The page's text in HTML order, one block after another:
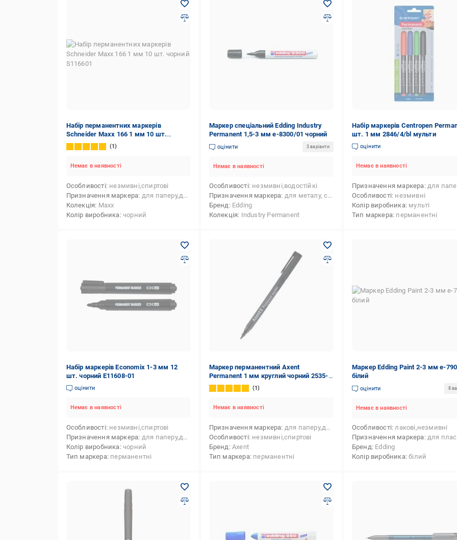
Набір перманентних маркерів
Schneider Maxx 166 1 мм 10 шт.
чорний S116601
1
Немає в наявності
Особливості незмивні,спиртові
Призначення маркера для паперу,для металу, сплаву (будівельного),для фліпчарта,для пластику,для скла
Колекція Maxx
Колір виробника чорний
Маркер спеціальний Edding Industry
Permanent 1,5-3 мм e-8300/01 чорний
оцінити 3 варіанти
Немає в наявності
Особливості незмивні,водостійкі
Призначення маркера для металу, сплаву (будівельного),для пластику
Бренд Edding
Колекція Industry Permanent
Набір маркерів Centropen
шт. 1 мм 2846/4/bl мульти
оцінити
Немає в наявності
Призначення маркера для паперу,для металу, сплаву (будівельного),для CD/DVD-дисків,для
Особливості незмивні
Колір виробника мульті
Тип маркера перманентні
Набір маркерів Economix 1-3 мм 12
шт. чорний E11608-01
оцінити
Немає в наявності
Особливості незмивні,спиртові
Призначення маркера для паперу,для металу, сплаву (будівельного),для CD/DVD-дисків,для пластику,для скла
Колір виробника чорний
Тип маркера перманентні
Маркер перманентний Axent
Permanent 1 мм круглий чорний 2535-
01-A
1
Немає в наявності
Призначення маркера для паперу,для металу, сплаву (будівельного),для CD/DVD-дисків,для пластику,для шкіри,для дерева
Особливості незмивні,спиртові
Бренд Axent
Тип маркера перманентні
Маркер Edding Paint 2-3 мм e-
білий
оцінити 8
Немає в наявності
Особливості лакові,незмивні
Призначення маркера для пластику,для шкіри,для скла,для кераміки,для паперу,для меблів,для металу,
Бренд Edding
Колір виробника білий